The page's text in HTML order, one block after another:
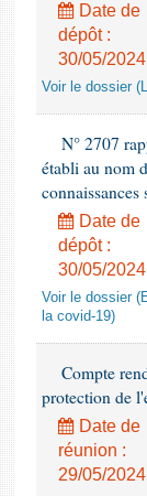
Date de
dépôt :
30/05/2024
Voir le dossier
N° 2707
établi au nom
Date de
dépôt :
30/05/2024
Voir le dossier
la covid-19)
Compte
protection de
Date de
réunion :
29/05/2024